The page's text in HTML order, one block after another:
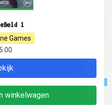
1
Games
winkelwagen